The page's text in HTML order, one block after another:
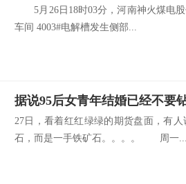
5月26日18时03分，河南神火煤电股
车间 4003#电解槽发生侧部...
27日，看着红红绿绿的期货盘面，有
石，而是一手铁矿石。。。。 周一